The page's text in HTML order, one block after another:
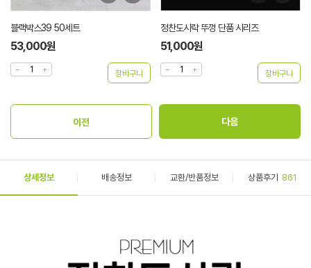
블랙박스39 50세트
53,000원
정찬도시락 뚜껑 단품 시리즈
51,000원
상세정보 배송정보 교환/반품정보 상품후기 861